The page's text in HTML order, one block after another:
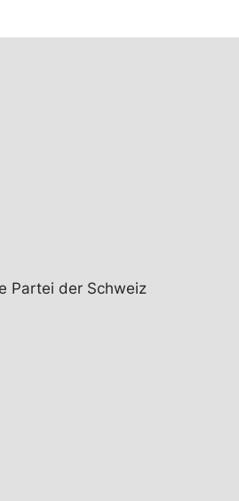
Partei der Schweiz